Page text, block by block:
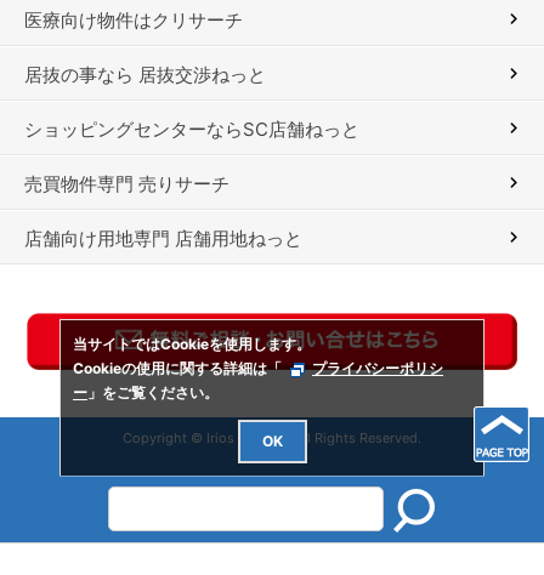
医療向け物件はクリサーチ
居抜の事なら 居抜交渉ねっと
ショッピングセンターならSC店舗ねっと
売買物件専門 売りサーチ
店舗向け用地専門 店舗用地ねっと
Copyright © Irios Co., Ltd. All Rights Reserved.
当サイトではCookieを使用します。
Cookieの使用に関する詳細は「
プライバシーポリシ
ー 」をご覧ください。
OK